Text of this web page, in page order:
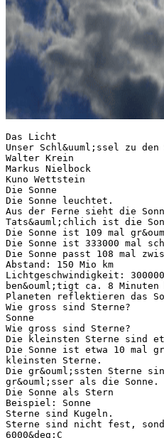
Das Licht
Unser Schl&uuml;ssel zu den
Walter Krein
Markus Nielbock
Kuno Wettstein
Die Sonne
Die Sonne leuchtet.
Aus der Ferne sieht die
Tats&auml;chlich ist die
Die Sonne ist 109 mal
Die Sonne ist 333000 mal
Die Sonne passt 108 mal
Abstand: 150 Mio km
Lichtgeschwindigkeit:
ben&ouml;tigt ca. 8
Planeten reflektieren das
Wie gross sind Sterne?
Sonne
Wie gross sind Sterne?
Die kleinsten Sterne sind
Die Sonne ist etwa 10 mal
kleinsten Sterne.
Die gr&ouml;ssten Sterne
gr&ouml;sser als die Sonne.
Die Sonne als Stern
Beispiel: Sonne
Sterne sind Kugeln.
Sterne sind nicht fest,
6000&deg;C